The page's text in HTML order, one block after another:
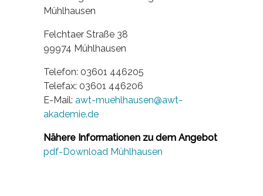
Mühlhausen
Felchtaer Straße 38
99974 Mühlhausen
Telefon: 03601 446205
Telefax: 03601 446206
E-Mail: awt-muehlhausen@awt-
akademie.de
Nähere Informationen zu dem Angebot
pdf-Download Mühlhausen